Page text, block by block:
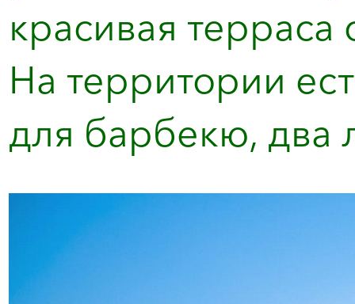
красивая
На территории
для барбекю, два